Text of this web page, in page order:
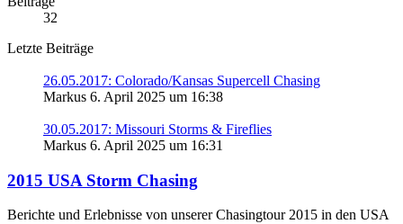
32
Letzte Beiträge
26.05.2017: Colorado/Kansas Supercell Chasing
Markus 6. April 2025 um 16:38
30.05.2017: Missouri Storms & Fireflies
Markus 6. April 2025 um 16:31
2015 USA Storm Chasing
Berichte und Erlebnisse von unserer Chasingtour 2015 in den USA